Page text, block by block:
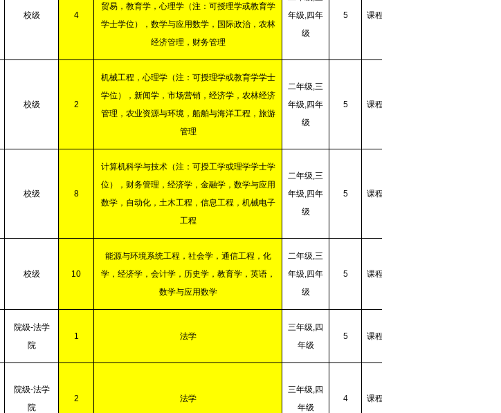
校级 4
贸易，教育学，心理学（注：可授理学或教育学
学士学位），数学与应用数学，国际政治，农林
经济管理，财务管理
年级,四年
级
5 课程学习
校级 2
机械工程，心理学（注：可授理学或教育学学士
学位），新闻学，市场营销，经济学，农林经济
管理，农业资源与环境，船舶与海洋工程，旅游
管理
二年级,三
年级,四年
级
5 课程学习
校级 8
计算机科学与技术（注：可授工学或理学学士学
位），财务管理，经济学，金融学，数学与应用
数学，自动化，土木工程，信息工程，机械电子
工程
二年级,三
年级,四年
级
5 课程学习
校级 10
能源与环境系统工程，社会学，通信工程，化
学，经济学，会计学，历史学，教育学，英语，
数学与应用数学
二年级,三
年级,四年
级
5 课程学习
院级-法学
院
1 法学
三年级,四
年级
5 课程学习
院级-法学
院
2 法学
三年级,四
年级
4 课程学习